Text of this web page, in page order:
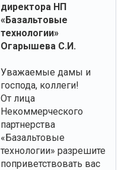
директора НП
«Базальтовые
технологии»
Огарышева С.И.
Уважаемые дамы и
господа, коллеги!
От лица
Некоммерческого
партнерства
«Базальтовые
технологии» разрешите
поприветствовать вас